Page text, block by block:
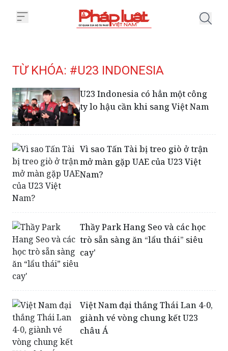
TỪ KHÓA: #U23 INDONESIA
U23 Indonesia có hẳn một công
ty lo hậu cần khi sang Việt Nam
Vì sao Tấn Tài bị treo giò ở trận
mở màn gặp UAE của U23 Việt
Nam?
Thầy Park Hang Seo và các học
trò sẵn sàng ăn “lẩu thái” siêu
cay'
Việt Nam đại thắng Thái Lan 4-0,
giành vé vòng chung kết U23
châu Á